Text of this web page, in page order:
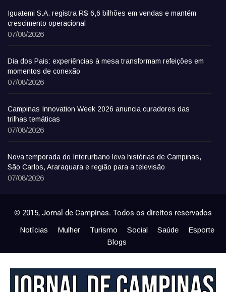
Iguatemi S.A. registra R$ 6,6 bilhões em vendas e mantém
crescimento operacional
07/08/2026
Dia dos Pais: experiências à mesa transformam refeições em
momentos de conexão
07/08/2026
Campinas Innovation Week 2026 anuncia curadores das
trilhas temáticas
07/08/2026
Nova temporada do Interurbano leva histórias de Campinas,
São Carlos, Araraquara e região para a televisão
07/08/2026
© 2015, Jornal de Campinas. Todos os direitos reservados
Notícias Mulher Turismo Social Saúde
Esporte
Blogs